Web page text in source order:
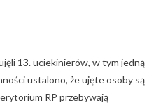
13. uciekinierów, w tym jedną
ustalono, że ujęte osoby są
RP przebywają